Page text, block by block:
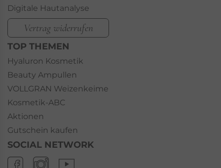
Digitale Hautanalyse
Vertrag widerrufen
TOP THEMEN
Hyaluron Kosmetik
Beauty Ampullen
VOLLGRAN Weizenkeime
Kosmetik-ABC
Aktionen
Gutschein kaufen
SOCIAL NETWORK